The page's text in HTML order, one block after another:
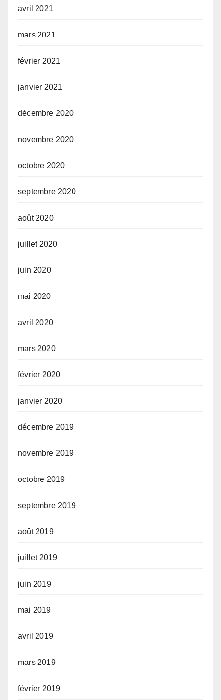
avril 2021
mars 2021
février 2021
janvier 2021
décembre 2020
novembre 2020
octobre 2020
septembre 2020
août 2020
juillet 2020
juin 2020
mai 2020
avril 2020
mars 2020
février 2020
janvier 2020
décembre 2019
novembre 2019
octobre 2019
septembre 2019
août 2019
juillet 2019
juin 2019
mai 2019
avril 2019
mars 2019
février 2019